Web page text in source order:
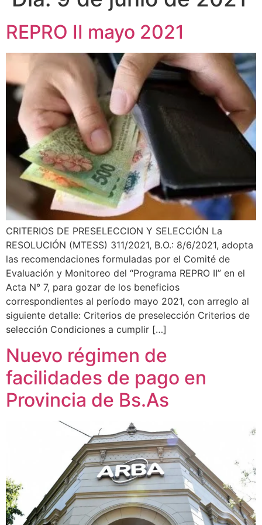
REPRO II mayo 2021
CRITERIOS DE PRESELECCION Y SELECCIÓN La
RESOLUCIÓN (MTESS) 311/2021, B.O.: 8/6/2021, adopta
las recomendaciones formuladas por el Comité de
Evaluación y Monitoreo del “Programa REPRO II” en el
Acta N° 7, para gozar de los beneficios
correspondientes al período mayo 2021, con arreglo al
siguiente detalle: Criterios de preselección Criterios de
selección Condiciones a cumplir […]
Nuevo régimen de
facilidades de pago en
Provincia de Bs.As